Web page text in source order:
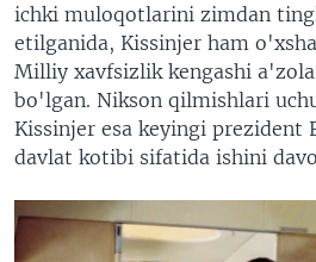
ichki muloqotlarini zimdan
etilganida, Kissinjer ham
Milliy xavfsizlik kengashi
bo'lgan. Nikson qilmishlari
Kissinjer esa keyingi prezident
davlat kotibi sifatida ishini